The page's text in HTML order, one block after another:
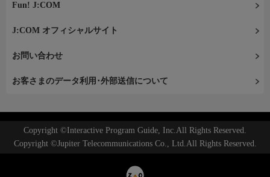
Fun! J:COM
J:COM オフィシャルサイト
お問い合わせ
お客さまのデータ利用･外部送信について
Copyright ©Interactive Program Guide, Inc.All Rights Reserved.
Copyright ©Jupiter Telecommunications Co., Ltd.All Rights Reserved.